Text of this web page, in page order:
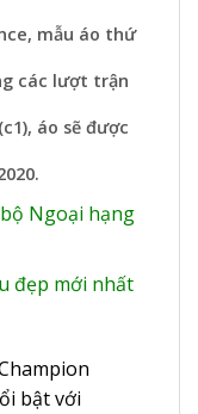
mẫu áo thứ
các lượt trận
áo sẽ được
Ngoại hạng
đẹp mới nhất
bật với